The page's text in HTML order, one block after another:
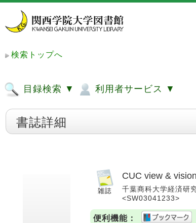
検索トップへ
目録検索 ▼ 利用者サービス ▼
書誌詳細
CUC view & vision
千葉商科大学経済研
<SW03041233>
便利機能：